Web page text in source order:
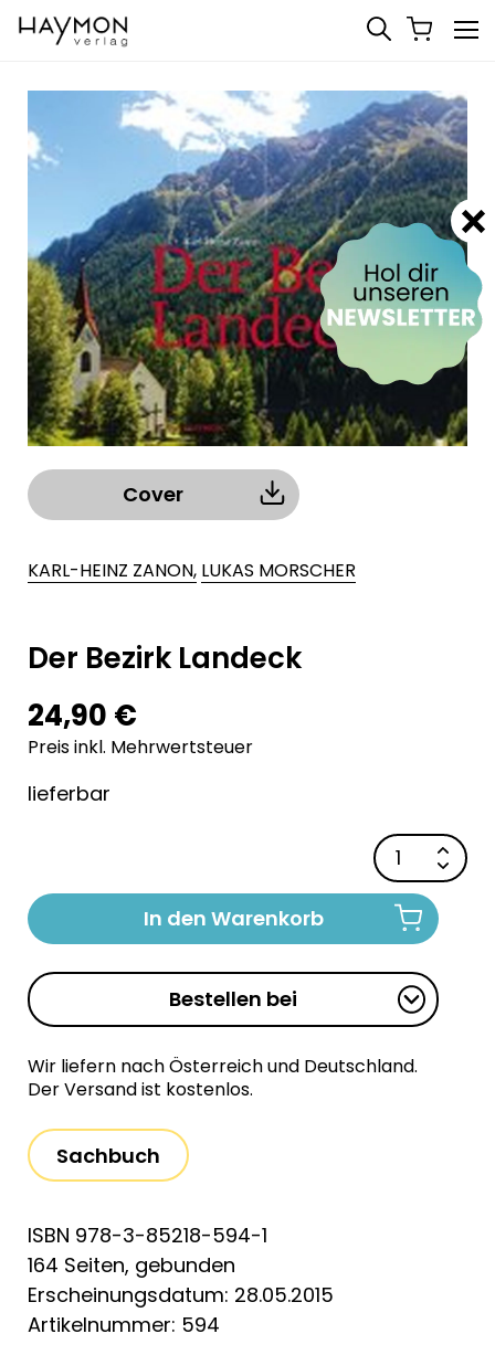
Cover
KARL-HEINZ ZANON, LUKAS MORSCHER
Der Bezirk Landeck
24,90 €
Preis inkl. Mehrwertsteuer
lieferbar
In den Warenkorb
Bestellen bei
Wir liefern nach Österreich und Deutschland.
Der Versand ist kostenlos.
Sachbuch
ISBN 978-3-85218-594-1
164 Seiten, gebunden
Erscheinungsdatum: 28.05.2015
Artikelnummer: 594